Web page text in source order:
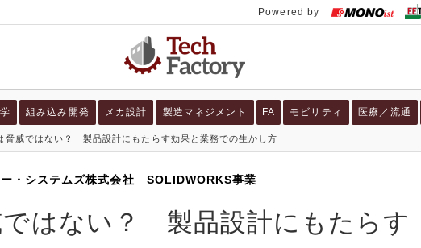
組み込み開発 メカ設計 製造マネジメント FA モビリティ 医療／流通
脅威ではない？ 製品設計にもたらす効果と業務での生かし方
ー・システムズ株式会社 SOLIDWORKS事業
ではない？ 製品設計にもたらす